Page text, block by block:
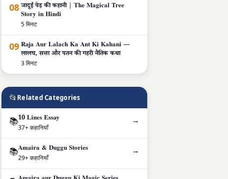
08 जादूई पेड़ की कहानी | The Magical Tree
Story in Hindi
5 मिनट
09 Raja Aur Lalach Ka Ant Ki Kahani —
लालच, सत्ता और पतन की गहरी नैतिक कथा
3 मिनट
📂 Related Categories
📚10 Lines Essay
37+ कहानियाँ
→
📚Amaira & Duggu Stories
29+ कहानियाँ
→